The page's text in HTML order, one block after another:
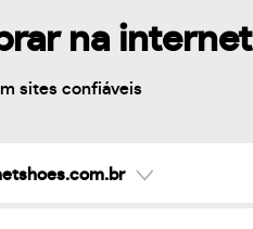
na internet
sites confiáveis